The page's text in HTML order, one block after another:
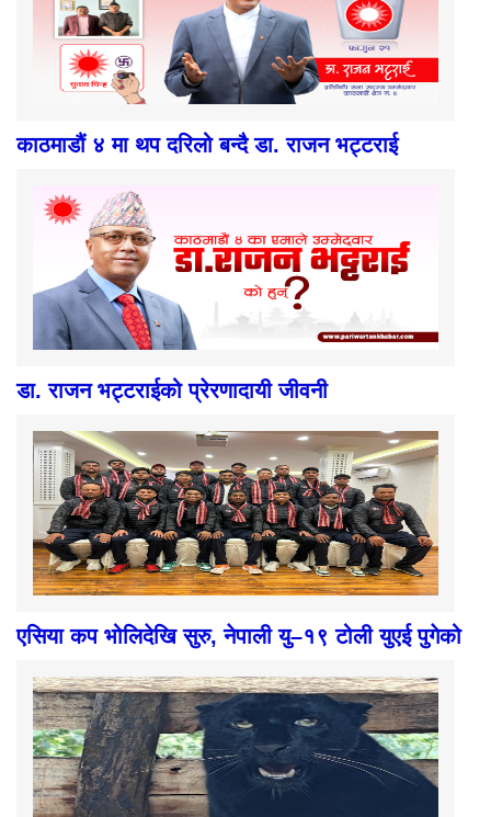
काठमाडौं ४ मा थप दरिलो बन्दै डा. राजन भट्टराई
डा. राजन भट्टराईको प्रेरणादायी जीवनी
एसिया कप भोलिदेखि सुरु, नेपाली यु–१९ टोली युएई पुगेको